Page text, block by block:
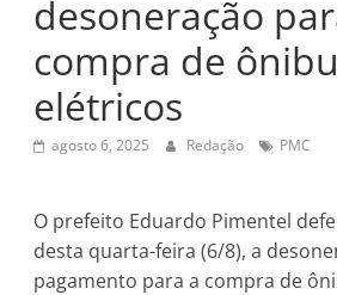
desoneração
compra de
elétricos
agosto 6, 2025 Redação PMC
O prefeito Eduardo Pimentel
desta quarta-feira (6/8), a
pagamento para a compra de